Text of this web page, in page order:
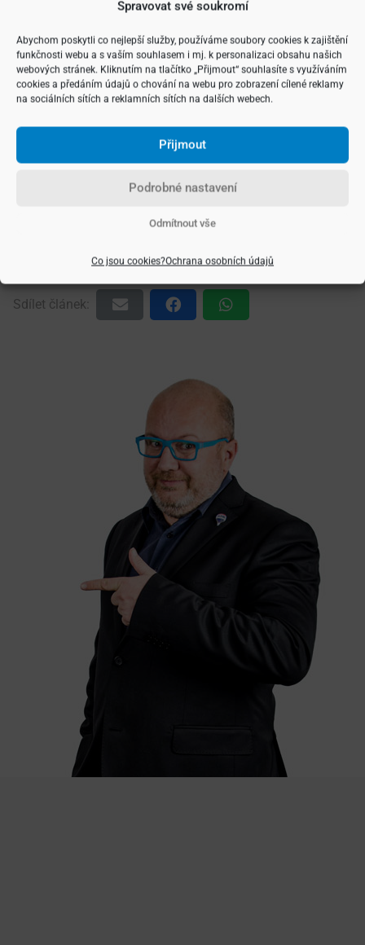
Spravovat své soukromí
Abychom poskytli co nejlepší služby, používáme soubory cookies k zajištění
funkčnosti webu a s vaším souhlasem i mj. k personalizaci obsahu našich
webových stránek. Kliknutím na tlačítko „Přijmout“ souhlasíte s využíváním
cookies a předáním údajů o chování na webu pro zobrazení cílené reklamy
na sociálních sítích a reklamních sítích na dalších webech.
Přijmout
Odmítnout vše
Podrobné nastavení
Co jsou cookies?Ochrana osobních údajů
makléřů, což je o téměř sedm procent více než před rokem.
kanceláří rekordních 100 876 nových makléřů. Za pouhé
dva roky se tak počet licencovaných realitních makléřů ve
Spojených státech zvýšil o 180 tisíc. Jen pro srovnání,
Za tu dobu tedy došlo ke zdvojnásobení členské základny.
Rychlý kontakt: Zavolat Napsat
Sdílet článek: